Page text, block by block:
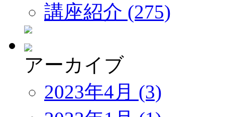
講座紹介 (275)
アーカイブ
2023年4月 (3)